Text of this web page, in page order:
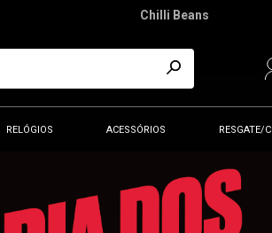
Chilli Beans
RELÓGIOS ACESSÓRIOS RESGATE/